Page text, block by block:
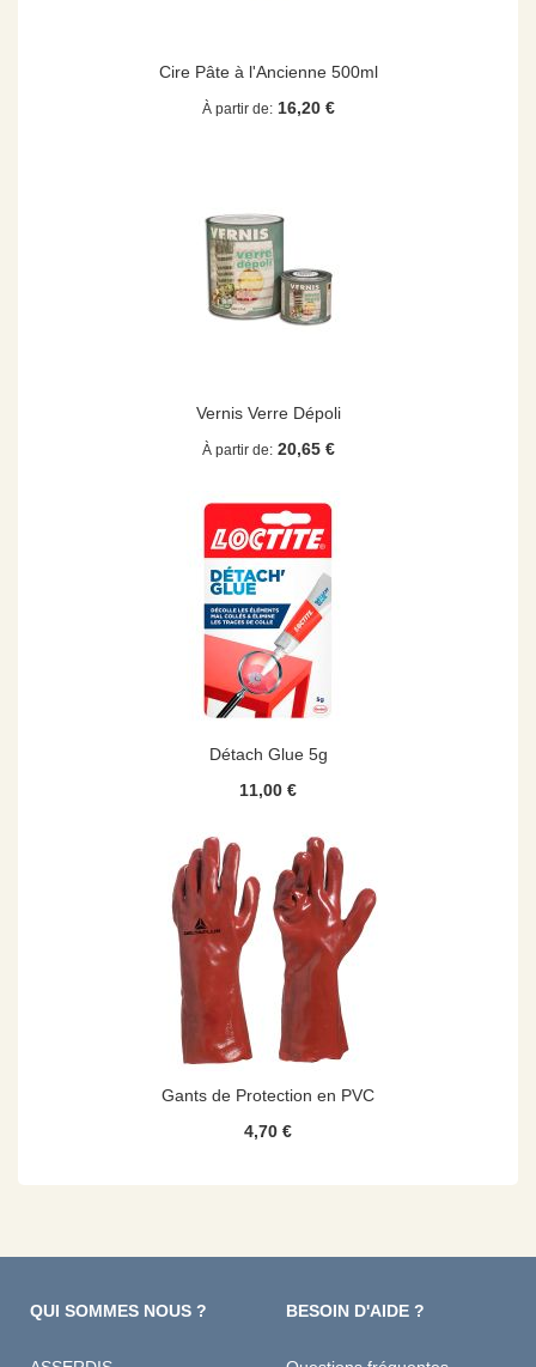
Cire Pâte à l'Ancienne 500ml
À partir de 16,20 €
Vernis Verre Dépoli
À partir de 20,65 €
Détach Glue 5g
11,00 €
Gants de Protection en PVC
4,70 €
QUI SOMMES NOUS ? BESOIN D'AIDE ?